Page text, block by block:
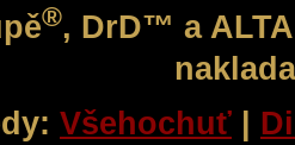
®, DrD™ a
Všehochuť